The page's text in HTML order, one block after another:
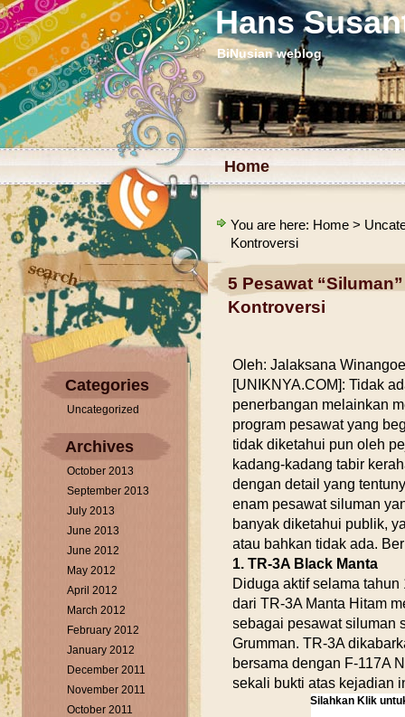
Hans
BiNusian weblog
Home
Categories
Uncategorized
Archives
October 2013
September 2013
July 2013
June 2013
June 2012
May 2012
April 2012
March 2012
February 2012
January 2012
December 2011
November 2011
October 2011
You are here: Home >
Kontroversi
5 Pesawat
Kontroversi
Oleh: Jalaksana
[UNIKNYA.COM]: Tidak
penerbangan melainkan
program pesawat yang
tidak diketahui pun oleh
kadang-kadang tabir
dengan detail yang
enam pesawat siluman
banyak diketahui publik,
atau bahkan tidak ada.
1. TR-3A Black Manta
Diduga aktif selama
dari TR-3A Manta Hitam
sebagai pesawat siluman
Grumman. TR-3A
bersama dengan F-117A
sekali bukti atas kejadian
Silahkan Klik